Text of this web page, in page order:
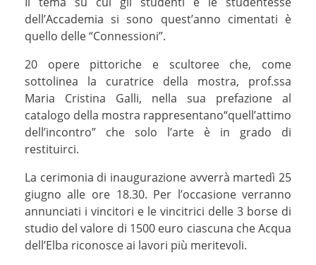
dell’Accademia si sono quest’anno cimentati è
quello delle “Connessioni”.
20 opere pittoriche e scultoree che, come
sottolinea la curatrice della mostra, prof.ssa
Maria Cristina Galli, nella sua prefazione al
catalogo della mostra rappresentano“quell’attimo
dell’incontro” che solo l’arte è in grado di
restituirci.
La cerimonia di inaugurazione avverrà martedì 25
giugno alle ore 18.30. Per l’occasione verranno
annunciati i vincitori e le vincitrici delle 3 borse di
studio del valore di 1500 euro ciascuna che Acqua
dell’Elba riconosce ai lavori più meritevoli.